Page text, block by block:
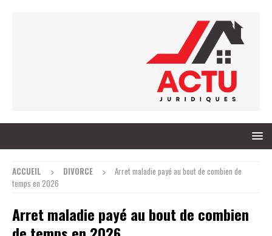
ACCUEIL DIVORCE
Arret maladie payé au bout de combien de
temps en 2026
Arret maladie payé au bout de combien